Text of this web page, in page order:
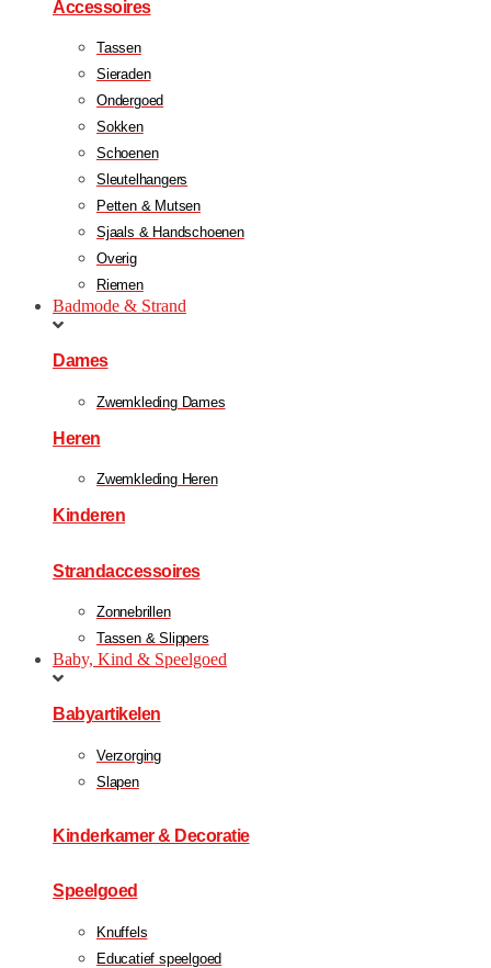
Accessoires
Tassen
Sieraden
Ondergoed
Sokken
Schoenen
Sleutelhangers
Petten & Mutsen
Sjaals & Handschoenen
Overig
Riemen
Badmode & Strand
Dames
Zwemkleding Dames
Heren
Zwemkleding Heren
Kinderen
Strandaccessoires
Zonnebrillen
Tassen & Slippers
Baby, Kind & Speelgoed
Babyartikelen
Verzorging
Slapen
Kinderkamer & Decoratie
Speelgoed
Knuffels
Educatief speelgoed